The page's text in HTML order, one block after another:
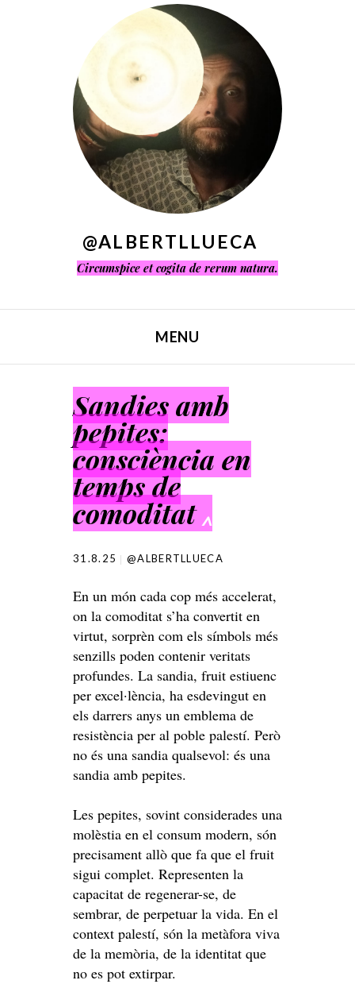
@ALBERTLLUECA
Circumspice et cogita de rerum natura.
MENU
Sandies amb
pepites:
consciència en
temps de
comoditat ^
31.8.25 @ALBERTLLUECA
En un món cada cop més accelerat,
on la comoditat s’ha convertit en
virtut, sorprèn com els símbols més
senzills poden contenir veritats
profundes. La sandia, fruit estiuenc
per excel·lència, ha esdevingut en
els darrers anys un emblema de
resistència per al poble palestí. Però
no és una sandia qualsevol: és una
sandia amb pepites.
Les pepites, sovint considerades una
molèstia en el consum modern, són
precisament allò que fa que el fruit
sigui complet. Representen la
capacitat de regenerar-se, de
sembrar, de perpetuar la vida. En el
context palestí, són la metàfora viva
de la memòria, de la identitat que
no es pot extirpar.